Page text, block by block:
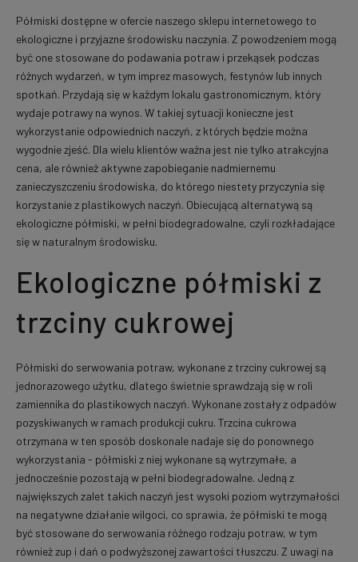
Półmiski dostępne w ofercie naszego sklepu internetowego to
ekologiczne i przyjazne środowisku naczynia. Z powodzeniem mogą
być one stosowane do podawania potraw i przekąsek podczas
różnych wydarzeń, w tym imprez masowych, festynów lub innych
spotkań. Przydają się w każdym lokalu gastronomicznym, który
wydaje potrawy na wynos. W takiej sytuacji konieczne jest
wykorzystanie odpowiednich naczyń, z których będzie można
wygodnie zjeść. Dla wielu klientów ważna jest nie tylko atrakcyjna
cena, ale również aktywne zapobieganie nadmiernemu
zanieczyszczeniu środowiska, do którego niestety przyczynia się
korzystanie z plastikowych naczyń. Obiecującą alternatywą są
ekologiczne półmiski, w pełni biodegradowalne, czyli rozkładające
się w naturalnym środowisku.
Ekologiczne półmiski z
trzciny cukrowej
Półmiski do serwowania potraw, wykonane z trzciny cukrowej są
jednorazowego użytku, dlatego świetnie sprawdzają się w roli
zamiennika do plastikowych naczyń. Wykonane zostały z odpadów
pozyskiwanych w ramach produkcji cukru. Trzcina cukrowa
otrzymana w ten sposób doskonale nadaje się do ponownego
wykorzystania - półmiski z niej wykonane są wytrzymałe, a
jednocześnie pozostają w pełni biodegradowalne. Jedną z
największych zalet takich naczyń jest wysoki poziom wytrzymałości
na negatywne działanie wilgoci, co sprawia, że półmiski te mogą
być stosowane do serwowania różnego rodzaju potraw, w tym
również zup i dań o podwyższonej zawartości tłuszczu. Z uwagi na